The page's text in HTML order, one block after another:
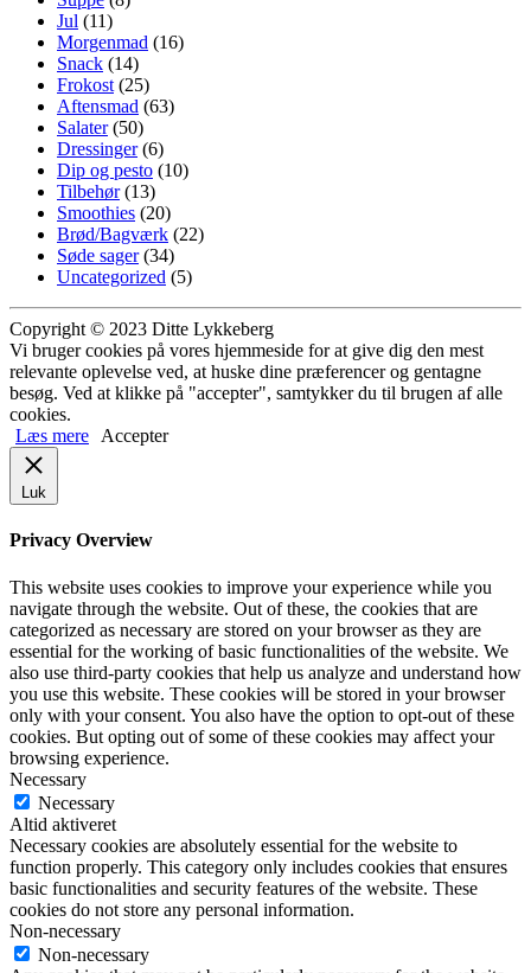
Jul (11)
Morgenmad (16)
Snack (14)
Frokost (25)
Aftensmad (63)
Salater(50)
Dressinger(6)
Dip og pesto (10)
Tilbehør(13)
Smoothies (20)
Brød/Bagværk (22)
Søde sager(34)
Uncategorized (5)
Copyright © 2023 Ditte Lykkeberg
Vi bruger cookies på vores hjemmeside for at give dig den mest
relevante oplevelse ved, at huske dine præferencer og gentagne
besøg. Ved at klikke på "accepter", samtykker du til brugen af alle
cookies.
Læs mere
Accepter
Luk
Privacy Overview
This website uses cookies to improve your experience while you
navigate through the website. Out of these, the cookies that are
categorized as necessary are stored on your browser as they are
essential for the working of basic functionalities of the website. We
also use third-party cookies that help us analyze and understand how
you use this website. These cookies will be stored in your browser
only with your consent. You also have the option to opt-out of these
cookies. But opting out of some of these cookies may affect your
browsing experience.
Necessary
Necessary
Altid aktiveret
Necessary cookies are absolutely essential for the website to
function properly. This category only includes cookies that ensures
basic functionalities and security features of the website. These
cookies do not store any personal information.
Non-necessary
Non-necessary